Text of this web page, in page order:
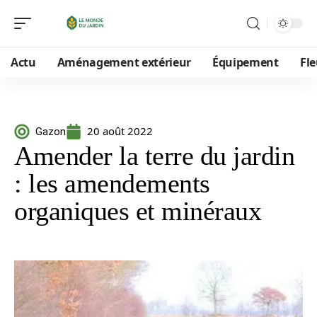
Actu Aménagement extérieur Équipement
Gazon 20 août 2022
Amender la terre du jardin
: les amendements
organiques et minéraux